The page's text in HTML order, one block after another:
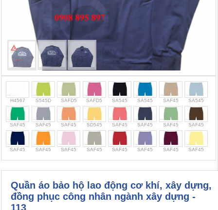
H4567 S545D SAFD5 SAFD5 SA545 SA545 SAF45 SA545
SAF45 SAF45 SAF45 SD545 SAF45 SAF45 SAF45 SAF45
SAF45 SAF45 SAF45 SAF45 SAF45 SAF45 SAF45 SAF45
Quần áo bảo hộ lao động cơ khí, xây dựng,
đồng phục công nhân ngành xây dựng -
113
Cọc giao thông, rào chắn công trình
Bình chữa cháy, cứu hỏa
Chính sách bảo mật thông tin